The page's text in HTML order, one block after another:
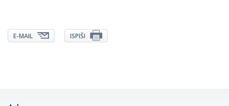
E-MAIL ISPIŠI